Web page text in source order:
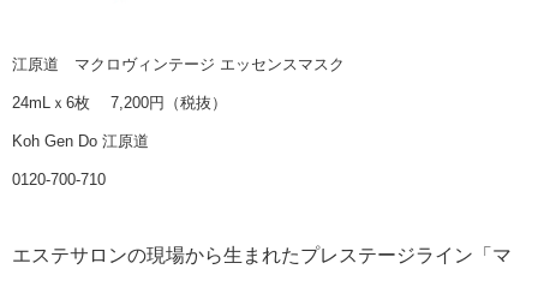
江原道 マクロヴィンテージ エッセンスマスク
24mLｘ6枚 7,200円（税抜）
Koh Gen Do 江原道
0120-700-710
エステサロンの現場から生まれたプレステージライン「マ